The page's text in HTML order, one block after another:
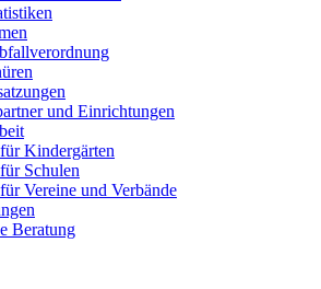
und Einrichtungen
Kindergärten
Schulen
Vereine und Verbände
Beratung